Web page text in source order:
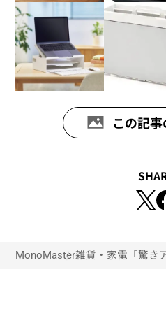
この記
MonoMaster雑貨・家電 「驚